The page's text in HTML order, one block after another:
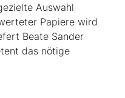
Auswahl
Papiere wird
Beate Sander
das nötige